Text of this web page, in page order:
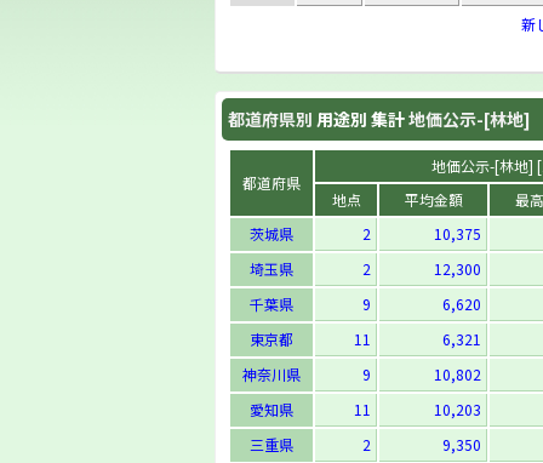
新
都道府県別 用途別 集計地価公示-[林地]
都道府県
地価公示-[林地]
地点
平均金額
最
茨城県
2
10,375
埼玉県
2
12,300
千葉県
9
6,620
東京都
11
6,321
神奈川県
9
10,802
愛知県
11
10,203
三重県
2
9,350